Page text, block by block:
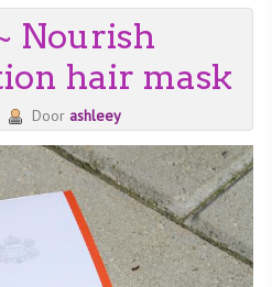
Nourish
hair mask
Door ashleey